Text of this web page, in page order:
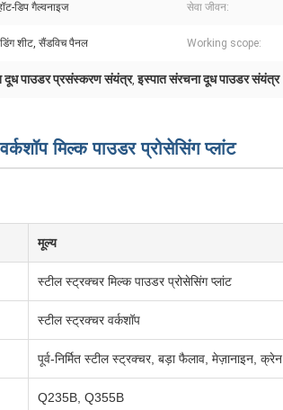
डिप गैल्वनाइज सेवा जीवन:
शीट, सैंडविच पैनल Working scope:
दूध पाउडर प्रसंस्करण संयंत्र,इस्पात संरचना दूध पाउडर संयंत्र
मिल्क पाउडर प्रोसेसिंग प्लांट
मूल्य
स्टील स्ट्रक्चर मिल्क पाउडर प्रोसेसिंग प्लांट
स्टील स्ट्रक्चर वर्कशॉप
पूर्व-निर्मित स्टील स्ट्रक्चर, बड़ा फैलाव, मेज़ानाइन, क्रेन
Q235B, Q355B